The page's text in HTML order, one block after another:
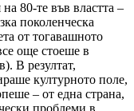
80-те във властта –
поколенческа
от тогавашното
още стоеше в
В резултат,
културното поле,
– от една страна,